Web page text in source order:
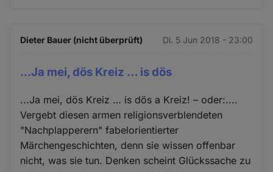
Dieter Bauer (nicht überprüft) Di. 5 Jun 2018 - 23:00
...Ja mei, dös Kreiz … is dös
...Ja mei, dös Kreiz … is dös a Kreiz! – oder:....
Vergebt diesen armen religionsverblendeten
"Nachplapperern" fabelorientierter
Märchengeschichten, denn sie wissen offenbar
nicht, was sie tun. Denken scheint Glückssache zu